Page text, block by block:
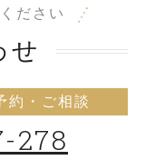
ださい
せ
約・ご相談
278